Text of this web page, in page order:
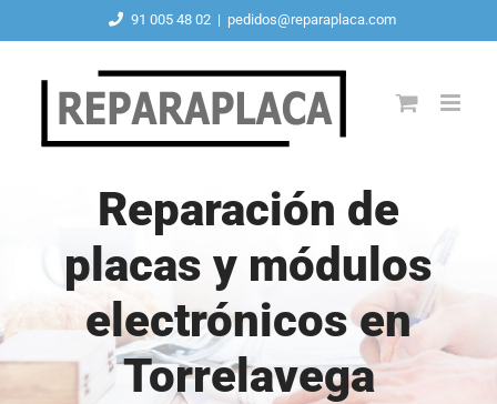
contenido
91 005 48 02 | pedidos@reparaplaca.com
Reparación de
placas y módulos
electrónicos en
Torrelavega